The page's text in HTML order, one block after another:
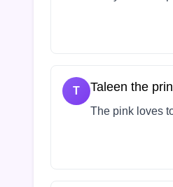
T Taleen the
The pink loves